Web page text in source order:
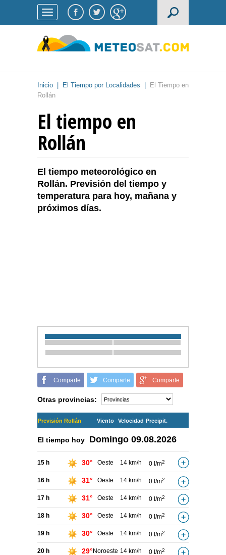
Inicio El Tiempo por Localidades
El Tiempo en
Rollán
El tiempo en
Rollán
El tiempo meteorológico en
Rollán. Previsión del tiempo y
temperatura para hoy, mañana y
próximos días.
Comparte Comparte Comparte
Otras provincias:
Previsión Rollán Viento Velocidad Precipit.
El tiempo hoy Domingo 09.08.2026
15 h 30° Oeste 14 km/h 0 l/m2
16 h 31° Oeste 14 km/h 0 l/m2
17 h 31° Oeste 14 km/h 0 l/m2
18 h 30° Oeste 14 km/h 0 l/m2
19 h 30° Oeste 14 km/h 0 l/m2
20 h 29° Noroeste 14 km/h 0 l/m2